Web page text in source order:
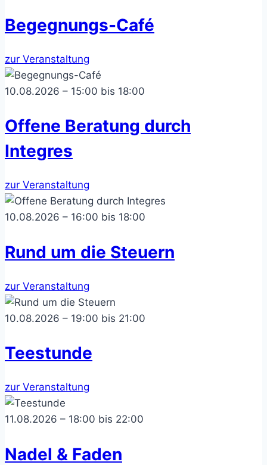
Begegnungs-Café
zur Veranstaltung
10.08.2026 – 15:00 bis 18:00
Offene Beratung durch
Integres
zur Veranstaltung
10.08.2026 – 16:00 bis 18:00
Rund um die Steuern
zur Veranstaltung
10.08.2026 – 19:00 bis 21:00
Teestunde
zur Veranstaltung
11.08.2026 – 18:00 bis 22:00
Nadel & Faden